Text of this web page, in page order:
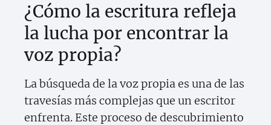
¿Cómo la escritura refleja
la lucha por encontrar la
voz propia?
La búsqueda de la voz propia es una de las
travesías más complejas que un escritor
enfrenta. Este proceso de descubrimiento